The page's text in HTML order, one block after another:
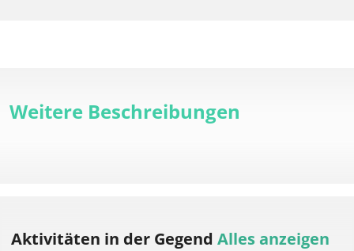
Weitere Beschreibungen
Aktivitäten in der Gegend Alles anzeigen